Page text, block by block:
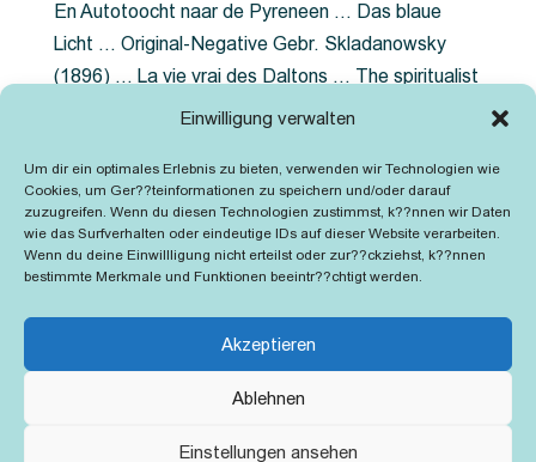
Einwilligung verwalten
Um dir ein optimales Erlebnis zu bieten, verwenden wir Technologien wie
Cookies, um Ger??teinformationen zu speichern und/oder darauf
zuzugreifen. Wenn du diesen Technologien zustimmst, k??nnen wir Daten
wie das Surfverhalten oder eindeutige IDs auf dieser Website verarbeiten.
Wenn du deine Einwillligung nicht erteilst oder zur??ckziehst, k??nnen
bestimmte Merkmale und Funktionen beeintr??chtigt werden.
Akzeptieren
Ablehnen
Einstellungen ansehen
En Autotoocht naar de Pyreneen … Das blaue
Licht … Original-Negative Gebr. Skladanowsky
(1896) … La vie vrai des Daltons … The spiritualist
photographer … Feuer im Fjord … The Song of the
Grubenlampe … Tolstoy … Grün ist die Heide …
Lady Hamilton … Mütter verzaget nicht …
Ruttmann Werbefilme